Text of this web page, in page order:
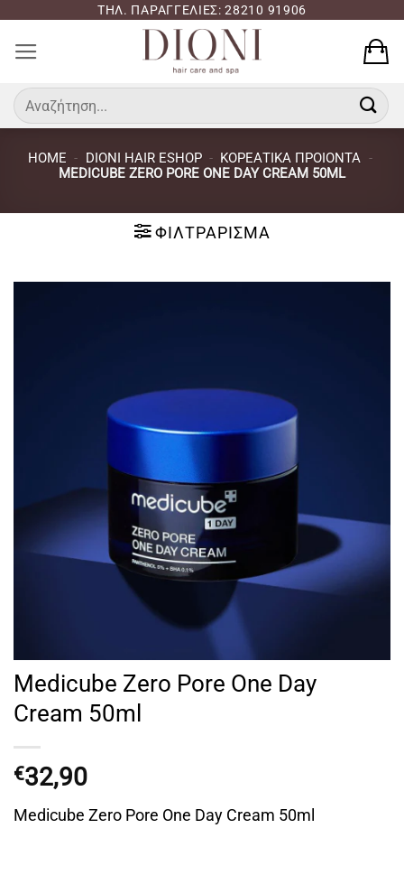
περιεχόμενο
ΤΗΛ. ΠΑΡΑΓΓΕΛΙΕΣ: 28210 91906
Αναζήτηση
για:
HOME - DIONI HAIR ESHOP - ΚΟΡΕΑΤΙΚΑ ΠΡΟΙΟΝΤΑ -
MEDICUBE ZERO PORE ONE DAY CREAM 50ML
ΦΙΛΤΡΆΡΙΣΜΑ
Medicube Zero Pore One Day
Cream 50ml
€32,90
Medicube Zero Pore One Day Cream 50ml